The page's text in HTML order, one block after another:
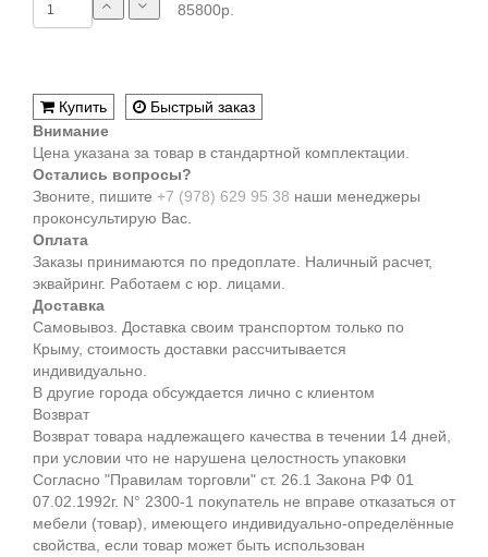
85800р.
Купить
Быстрый заказ
Внимание
Цена указана за товар в стандартной комплектации.
Остались вопросы?
Звоните, пишите +7 (978) 629 95 38 наши менеджеры
проконсультирую Вас.
Оплата
Заказы принимаются по предоплате. Наличный расчет,
эквайринг. Работаем с юр. лицами.
Доставка
Самовывоз. Доставка своим транспортом только по
Крыму, стоимость доставки рассчитывается
индивидуально.
В другие города обсуждается лично с клиентом
Возврат
Возврат товара надлежащего качества в течении 14 дней,
при условии что не нарушена целостность упаковки
Согласно "Правилам торговли" ст. 26.1 Закона РФ 01
07.02.1992г. N° 2300-1 покупатель не вправе отказаться от
мебели (товар), имеющего индивидуально-определённые
свойства, если товар может быть использован